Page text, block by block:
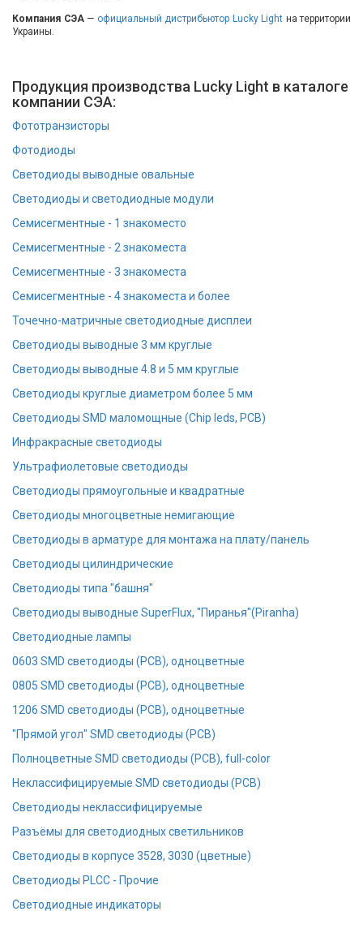
Блог
Компания СЭА— официальный дистрибьютор Lucky Light на территории
Украины.
Продукция производства Lucky Light в каталоге
компании СЭА:
Фототранзисторы
Фотодиоды
Cветодиоды выводные овальные
Светодиоды и светодиодные модули
Семисегментные - 1 знакоместо
Семисегментные - 2 знакоместа
Семисегментные - 3 знакоместа
Семисегментные - 4 знакоместа и более
Точечно-матричные светодиодные дисплеи
Cветодиоды выводные 3 мм круглые
Cветодиоды выводные 4.8 и 5 мм круглые
Светодиоды круглые диаметром более 5 мм
Светодиоды SMD маломощные (Chip leds, PCB)
Инфракрасные светодиоды
Ультрафиолетовые светодиоды
Светодиоды прямоугольные и квадратные
Светодиоды многоцветные немигающие
Светодиоды в арматуре для монтажа на плату/панель
Светодиоды цилиндрические
Светодиоды типа "башня"
Cветодиоды выводные SuperFlux, "Пиранья"(Piranha)
Светодиодные лампы
0603 SMD светодиоды (PCB), одноцветные
0805 SMD светодиоды (PCB), одноцветные
1206 SMD светодиоды (PCB), одноцветные
"Прямой угол" SMD светодиоды (PCB)
Полноцветные SMD светодиоды (PCB), full-color
Неклассифицируемые SMD светодиоды (PCB)
Светодиоды неклассифицируемые
Разъёмы для светодиодных светильников
Светодиоды в корпусе 3528, 3030 (цветные)
Светодиоды PLCC - Прочие
Светодиодные индикаторы